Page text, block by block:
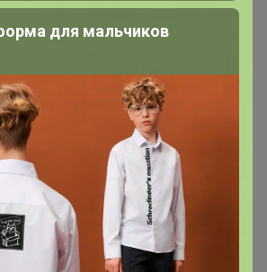
обязали
хоть и звучит
факту % снимается со всего
Да и налоговая нагрузка выше.
раньше на карту, то можно влететь
считаться по всему обороту.
с 15-20% в реальности.
(сидел и подсчитывал, что к
оплаты по новым
правилам на счет ип
для мальчиков